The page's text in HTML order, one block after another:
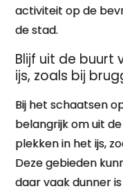
activiteit op de
de stad.
Blijf uit de buurt
ijs, zoals bij
Bij het schaatsen
belangrijk om uit
plekken in het ijs,
Deze gebieden
daar vaak dunner